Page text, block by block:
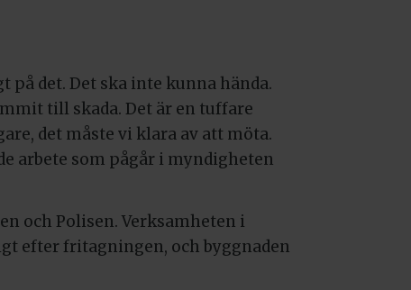
det. Det ska inte kunna hända.
till skada. Det är en tuffare
det måste vi klara av att möta.
arbete som pågår i myndigheten
och Polisen. Verksamheten i
efter fritagningen, och byggnaden